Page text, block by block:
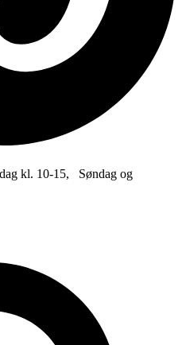
kl. 10-15, Søndag og